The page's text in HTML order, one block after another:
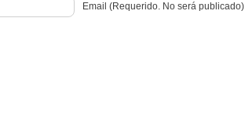
Email (Requerido. No será publicado)